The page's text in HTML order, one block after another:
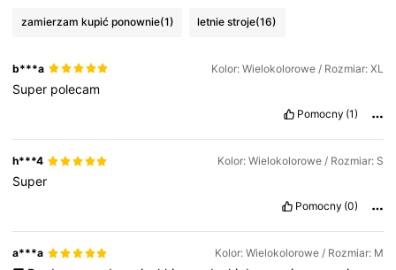
zamierzam kupić ponownie(1) letnie stroje(16)
b***a Kolor: Wielokolorowe / Rozmiar: XL
Super polecam
Pomocny (1)
h***4 Kolor: Wielokolorowe / Rozmiar: S
Super
Pomocny (0)
a***a Kolor: Wielokolorowe / Rozmiar: M